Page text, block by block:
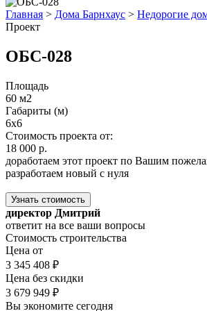
Главная > Дома Барнхаус > Недорогие
Проект
ОБС-028
Площадь
60 м2
Габариты (м)
6x6
Стоимость проекта от:
18 000 р.
доработаем этот проект по Вашим
разработаем новый с нуля
Узнать стоимость
директор Дмитрий
ответит на все ваши вопросы
Стоимость строительства
Цена от
3 345 408 ₽
Цена без скидки
3 679 949 ₽
Вы экономите сегодня